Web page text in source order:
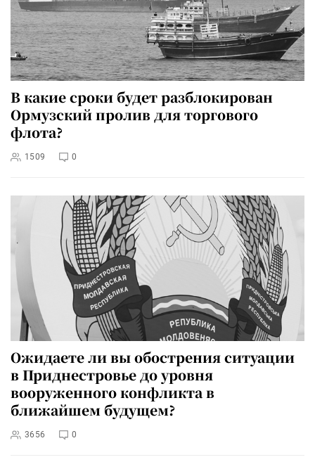
В какие сроки будет разблокирован
Ормузский пролив для торгового
флота?
1509 0
Ожидаете ли вы обострения ситуации
в Приднестровье до уровня
вооруженного конфликта в
ближайшем будущем?
3656 0